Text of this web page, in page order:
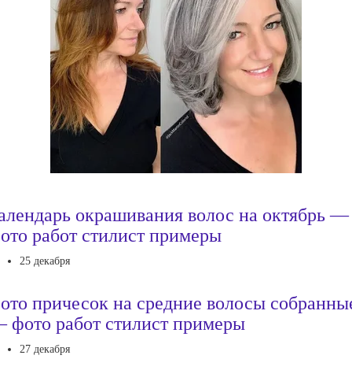
окрашивания волос на октябрь —
работ стилист примеры
25 декабря
причесок на средние волосы
работ стилист примеры
27 декабря